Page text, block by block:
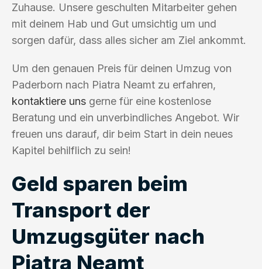
Zuhause. Unsere geschulten Mitarbeiter gehen
mit deinem Hab und Gut umsichtig um und
sorgen dafür, dass alles sicher am Ziel ankommt.
Um den genauen Preis für deinen Umzug von
Paderborn nach Piatra Neamt zu erfahren,
kontaktiere uns gerne für eine kostenlose
Beratung und ein unverbindliches Angebot. Wir
freuen uns darauf, dir beim Start in dein neues
Kapitel behilflich zu sein!
Geld sparen beim
Transport der
Umzugsgüter nach
Piatra Neamt